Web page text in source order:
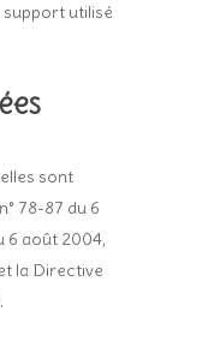
utilisé
sont
78-87 du 6
6 août 2004,
la Directive